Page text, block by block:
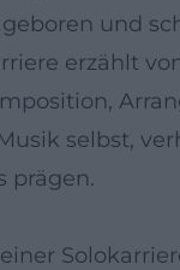
und
erzählt
selbst,
prägen.